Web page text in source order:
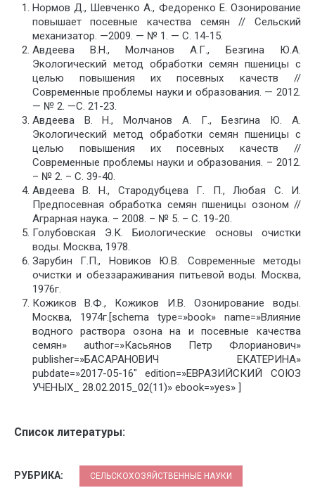
Нормов Д., Шевченко А., Федоренко Е. Озонирование
повышает посевные качества семян // Сельский
механизатор. —2009. — № 1. — С. 14-15.
Авдеева В.Н., Молчанов А.Г., Безгина Ю.А.
Экологический метод обработки семян пшеницы с
целью повышения их посевных качеств //
Современные проблемы науки и образования. — 2012.
— № 2. —С. 21-23.
Авдеева В. Н., Молчанов А. Г., Безгина Ю. А.
Экологический метод обработки семян пшеницы с
целью повышения их посевных качеств //
Современные проблемы науки и образования. – 2012.
– № 2. – С. 39-40.
Авдеева В. Н., Стародубцева Г. П., Любая С. И.
Предпосевная обработка семян пшеницы озоном //
Аграрная наука. – 2008. – № 5. – С. 19-20.
Голубовская Э.К. Биологические основы очистки
воды. Москва, 1978.
Зарубин Г.П., Новиков Ю.В. Современные методы
очистки и обеззараживания питьевой воды. Москва,
1976г.
Кожиков В.Ф., Кожиков И.В. Озонирование воды.
Москва, 1974г.[schema type=»book» name=»Влияние
водного раствора озона на и посевные качества
семян» author=»Касьянов Петр Флорианович»
publisher=»БАСАРАНОВИЧ ЕКАТЕРИНА»
pubdate=»2017-05-16″ edition=»ЕВРАЗИЙСКИЙ СОЮЗ
УЧЕНЫХ_ 28.02.2015_02(11)» ebook=»yes» ]
Список литературы:
РУБРИКА: СЕЛЬСКОХОЗЯЙСТВЕННЫЕ НАУКИ